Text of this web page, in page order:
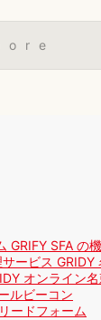
GRIFY SFA の
ービス GRIDY
オンライン
ルビーコン
ードフォーム